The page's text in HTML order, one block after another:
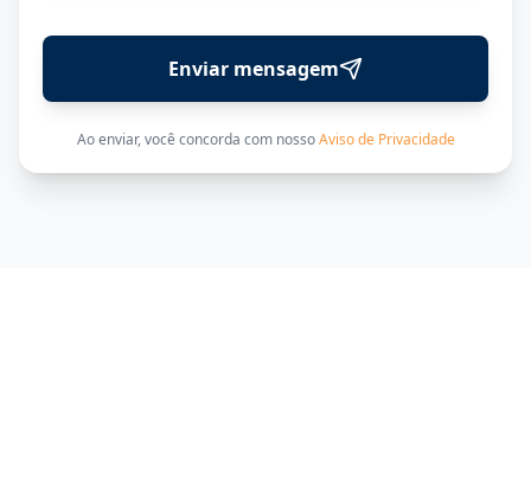
Enviar mensagem
Ao enviar, você concorda com nosso Aviso de Privacidade